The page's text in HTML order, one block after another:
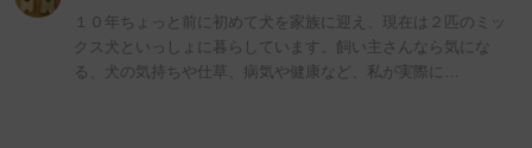
１０年ちょっと前に初めて犬を家族に迎え、現在は２匹のミッ
クス犬といっしょに暮らしています。飼い主さんなら気にな
る、犬の気持ちや仕草、病気や健康など、私が実際に…